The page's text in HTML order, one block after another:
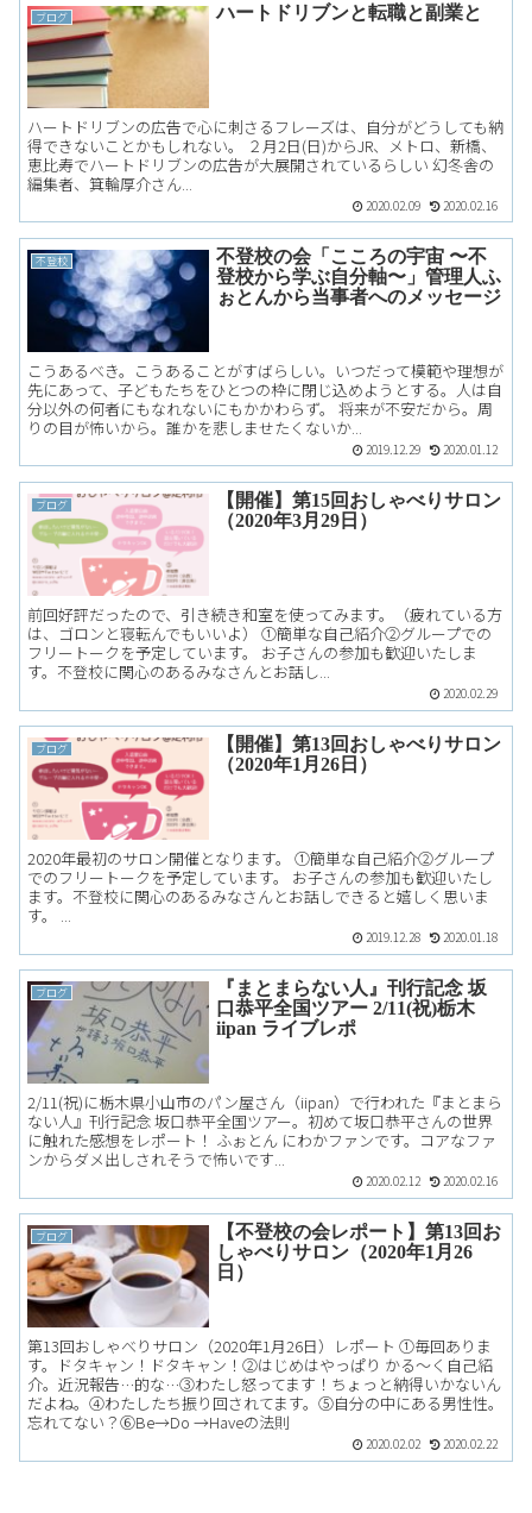
ブログ ハートドリブンと転職と副業と
ハートドリブンの広告で心に刺さるフレーズは、自分がどうしても納
得できないことかもしれない。 ２月2日(日)からJR、メトロ、新橋、
恵比寿でハートドリブンの広告が大展開されているらしい 幻冬舎の
編集者、箕輪厚介さん...
2020.02.09 2020.02.16
不登校
不登校の会「こころの宇宙 〜不
登校から学ぶ自分軸〜」管理人ふ
ぉとんから当事者へのメッセージ
こうあるべき。こうあることがすばらしい。いつだって模範や理想が
先にあって、子どもたちをひとつの枠に閉じ込めようとする。人は自
分以外の何者にもなれないにもかかわらず。 将来が不安だから。周
りの目が怖いから。誰かを悲しませたくないか...
2019.12.29 2020.01.12
ブログ
【開催】第15回おしゃべりサロン
（2020年3月29日）
前回好評だったので、引き続き和室を使ってみます。（疲れている方
は、ゴロンと寝転んでもいいよ） ①簡単な自己紹介②グループでの
フリートークを予定しています。 お子さんの参加も歓迎いたしま
す。不登校に関心のあるみなさんとお話し...
2020.02.29
ブログ
【開催】第13回おしゃべりサロン
（2020年1月26日）
2020年最初のサロン開催となります。 ①簡単な自己紹介②グループ
でのフリートークを予定しています。 お子さんの参加も歓迎いたし
ます。不登校に関心のあるみなさんとお話しできると嬉しく思いま
す。 ...
2019.12.28 2020.01.18
ブログ
『まとまらない人』刊行記念 坂
口恭平全国ツアー 2/11(祝)栃木
iipan ライブレポ
2/11(祝)に栃木県小山市のパン屋さん（iipan）で行われた『まとまら
ない人』刊行記念 坂口恭平全国ツアー。初めて坂口恭平さんの世界
に触れた感想をレポート！ ふぉとん にわかファンです。コアなファ
ンからダメ出しされそうで怖いです...
2020.02.12 2020.02.16
ブログ
【不登校の会レポート】第13回お
しゃべりサロン（2020年1月26
日）
第13回おしゃべりサロン（2020年1月26日）レポート ①毎回ありま
す。ドタキャン！ドタキャン！②はじめはやっぱり かる～く自己紹
介。近況報告…的な…③わたし怒ってます！ちょっと納得いかないん
だよね。④わたしたち振り回されてます。⑤自分の中にある男性性。
忘れてない？⑥Be→Do →Haveの法則
2020.02.02 2020.02.22